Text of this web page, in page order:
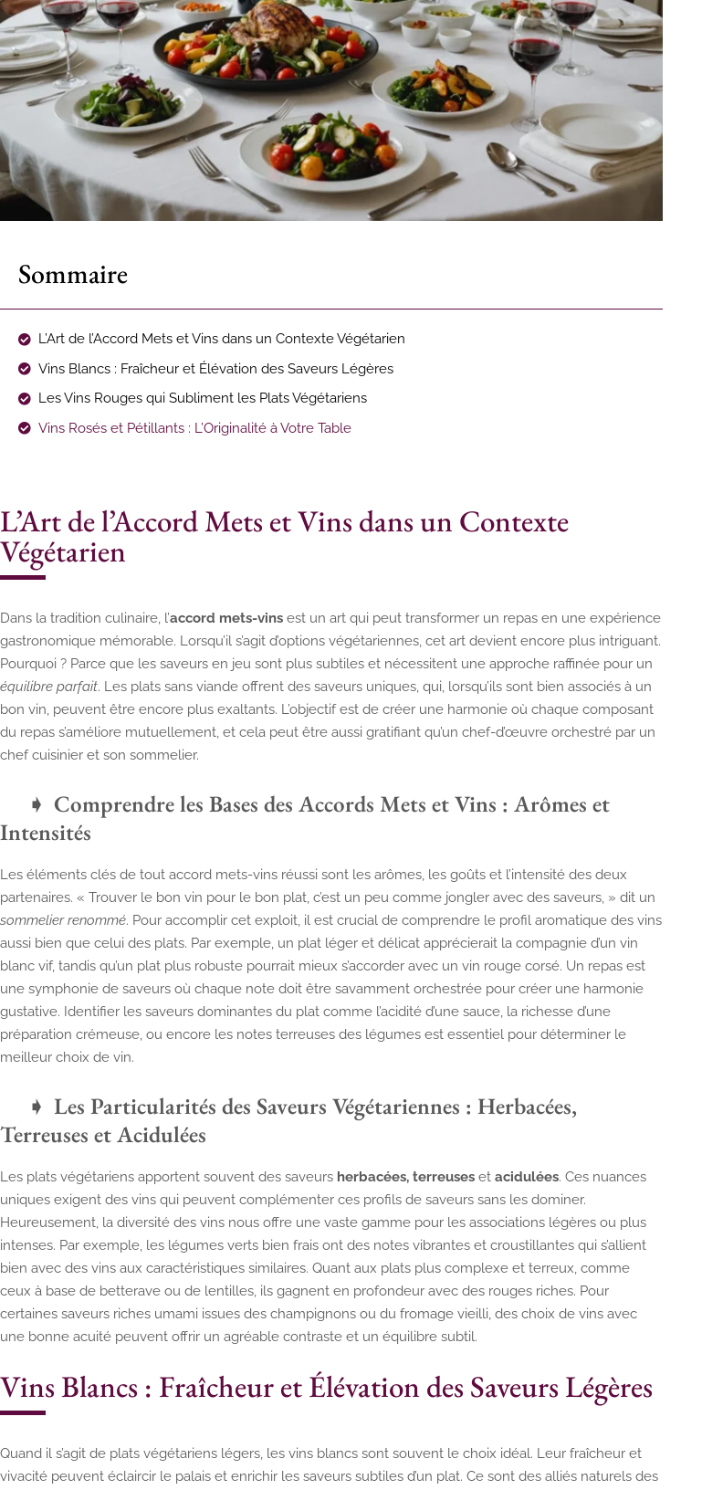
Sommaire
L’Art de l’Accord Mets et Vins dans un Contexte Végétarien
Vins Blancs : Fraîcheur et Élévation des Saveurs Légères
Les Vins Rouges qui Subliment les Plats Végétariens
Vins Rosés et Pétillants : L’Originalité à Votre Table
L’Art de l’Accord Mets et Vins dans un Contexte
Végétarien
Dans la tradition culinaire, l’accord mets-vins est un art qui peut transformer un repas en une expérience
gastronomique mémorable. Lorsqu’il s’agit d’options végétariennes, cet art devient encore plus intriguant.
Pourquoi ? Parce que les saveurs en jeu sont plus subtiles et nécessitent une approche raffinée pour un
équilibre parfait. Les plats sans viande offrent des saveurs uniques, qui, lorsqu’ils sont bien associés à un
bon vin, peuvent être encore plus exaltants. L’objectif est de créer une harmonie où chaque composant
du repas s’améliore mutuellement, et cela peut être aussi gratifiant qu’un chef-d’œuvre orchestré par un
chef cuisinier et son sommelier.
Comprendre les Bases des Accords Mets et Vins : Arômes et
Intensités
Les éléments clés de tout accord mets-vins réussi sont les arômes, les goûts et l’intensité des deux
partenaires. « Trouver le bon vin pour le bon plat, c’est un peu comme jongler avec des saveurs, » dit un
sommelier renommé. Pour accomplir cet exploit, il est crucial de comprendre le profil aromatique des vins
aussi bien que celui des plats. Par exemple, un plat léger et délicat apprécierait la compagnie d’un vin
blanc vif, tandis qu’un plat plus robuste pourrait mieux s’accorder avec un vin rouge corsé. Un repas est
une symphonie de saveurs où chaque note doit être savamment orchestrée pour créer une harmonie
gustative. Identifier les saveurs dominantes du plat comme l’acidité d’une sauce, la richesse d’une
préparation crémeuse, ou encore les notes terreuses des légumes est essentiel pour déterminer le
meilleur choix de vin.
Les Particularités des Saveurs Végétariennes : Herbacées,
Terreuses et Acidulées
Les plats végétariens apportent souvent des saveurs herbacées, terreuses et acidulées. Ces nuances
uniques exigent des vins qui peuvent complémenter ces profils de saveurs sans les dominer.
Heureusement, la diversité des vins nous offre une vaste gamme pour les associations légères ou plus
intenses. Par exemple, les légumes verts bien frais ont des notes vibrantes et croustillantes qui s’allient
bien avec des vins aux caractéristiques similaires. Quant aux plats plus complexe et terreux, comme
ceux à base de betterave ou de lentilles, ils gagnent en profondeur avec des rouges riches. Pour
certaines saveurs riches umami issues des champignons ou du fromage vieilli, des choix de vins avec
une bonne acuité peuvent offrir un agréable contraste et un équilibre subtil.
Vins Blancs : Fraîcheur et Élévation des Saveurs Légères
Quand il s’agit de plats végétariens légers, les vins blancs sont souvent le choix idéal. Leur fraîcheur et
vivacité peuvent éclaircir le palais et enrichir les saveurs subtiles d’un plat. Ce sont des alliés naturels des